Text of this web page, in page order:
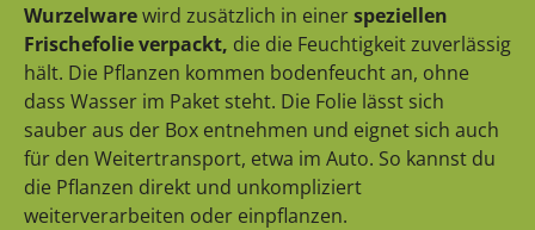
Wurzelwarewird zusätzlich in einerspeziellen
Frischefolie verpackt, die die Feuchtigkeit zuverlässig
hält. Die Pflanzen kommen bodenfeucht an, ohne
dass Wasser im Paket steht. Die Folie lässt sich
sauber aus der Box entnehmen und eignet sich auch
für den Weitertransport, etwa im Auto. So kannst du
die Pflanzen direkt und unkompliziert
weiterverarbeiten oder einpflanzen.